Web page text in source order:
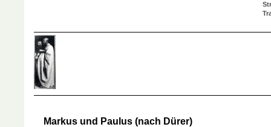
Markus und Paulus (nach Dürer)